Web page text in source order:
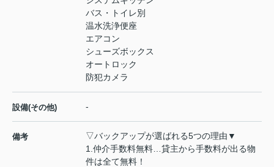
バス・トイレ別
温水洗浄便座
エアコン
シューズボックス
オートロック
防犯カメラ
設備(その他) -
備考
▽バックアップが選ばれる5つの理由▼
1.仲介手数料無料…貸主から手数料が出る物
件は全て無料！